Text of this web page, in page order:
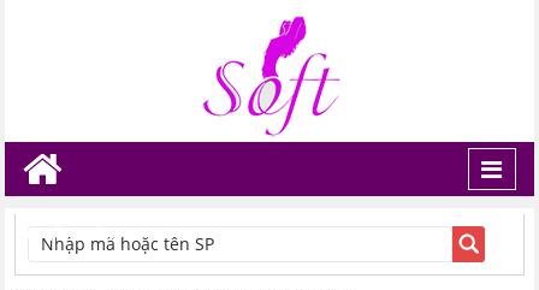
TÌM KIẾM